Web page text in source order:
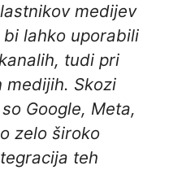
medijev
lahko uporabili
tudi pri
medijih. Skozi
Google, Meta,
zelo široko
teh